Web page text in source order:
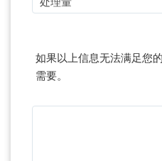
如果以上信息无法满足您
需要。